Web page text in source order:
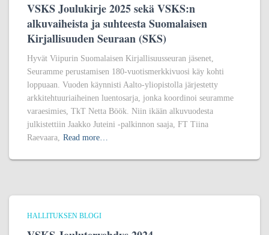
VSKS Joulukirje 2025 sekä VSKS:n
alkuvaiheista ja suhteesta Suomalaisen
Kirjallisuuden Seuraan (SKS)
Hyvät Viipurin Suomalaisen Kirjallisuusseuran jäsenet,
Seuramme perustamisen 180-vuotismerkkivuosi käy kohti
loppuaan. Vuoden käynnisti Aalto-yliopistolla järjestetty
arkkitehtuuriaiheinen luentosarja, jonka koordinoi seuramme
varaesimies, TkT Netta Böök. Niin ikään alkuvuodesta
julkistettiin Jaakko Juteini -palkinnon saaja, FT Tiina
Raevaara, Read more…
HALLITUKSEN BLOGI